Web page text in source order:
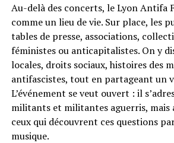
Au-delà des concerts, le Lyon Antifa
comme un lieu de vie. Sur place, les
tables de presse, associations,
féministes ou anticapitalistes. On y
locales, droits sociaux, histoires des
antifascistes, tout en partageant un
L’événement se veut ouvert : il
militants et militantes aguerris, mais
ceux qui découvrent ces questions
musique.